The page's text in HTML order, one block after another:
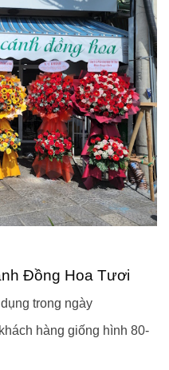
Đồng Hoa Tươi
trong ngày
hàng giống hình 80-